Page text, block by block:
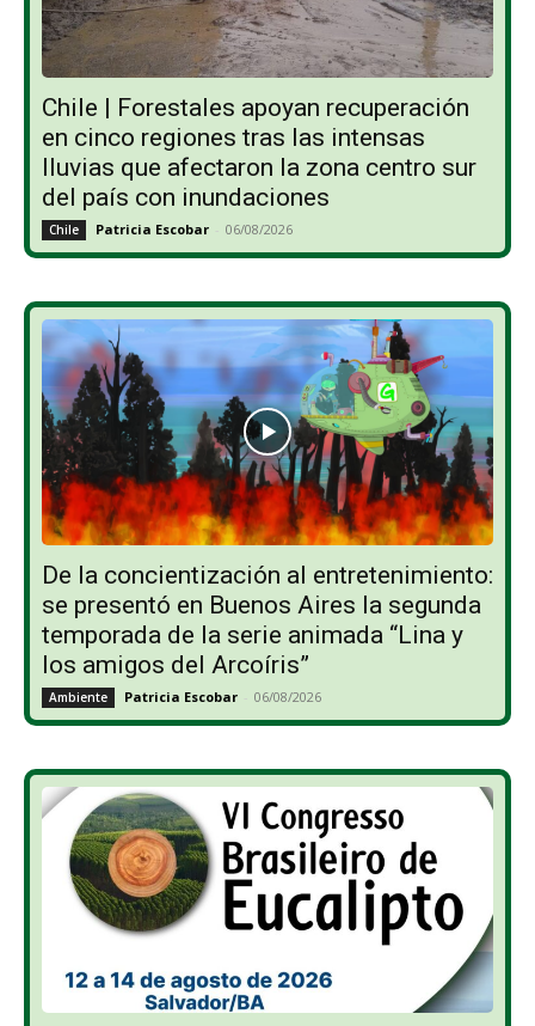
Chile | Forestales apoyan recuperación
en cinco regiones tras las intensas
lluvias que afectaron la zona centro sur
del país con inundaciones
Chile Patricia Escobar - 06/08/2026
De la concientización al entretenimiento:
se presentó en Buenos Aires la segunda
temporada de la serie animada “Lina y
los amigos del Arcoíris”
Ambiente Patricia Escobar - 06/08/2026